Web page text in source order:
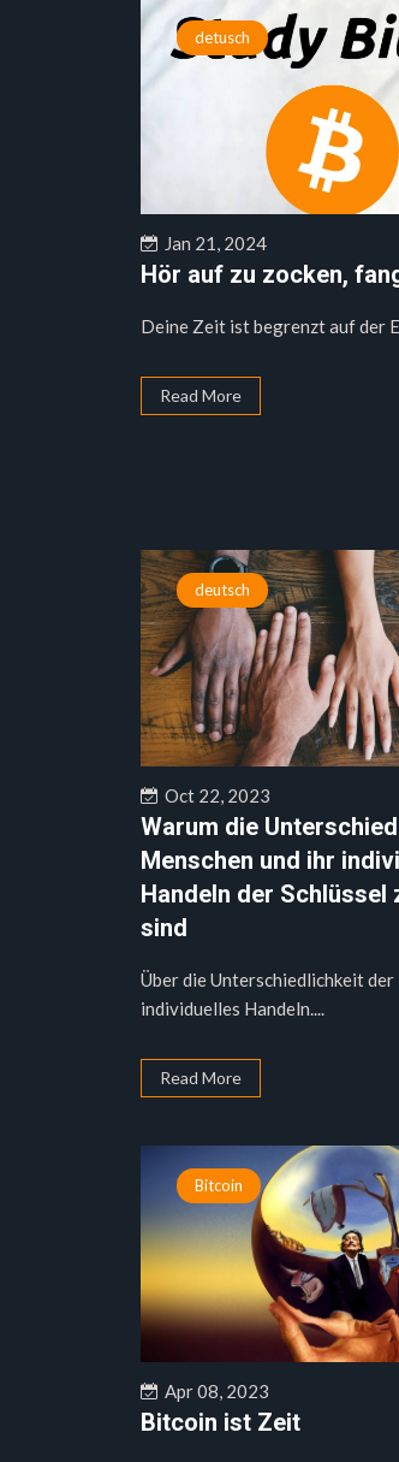
detusch
Jan 21, 2024
Hör auf zu zocken,
Deine Zeit ist begrenzt auf der
Read More
deutsch
Oct 22, 2023
Warum die
Menschen und ihr
Handeln der Schlüssel
sind
Über die Unterschiedlichkeit der
individuelles Handeln....
Read More
Bitcoin
Apr 08, 2023
Bitcoin ist Zeit